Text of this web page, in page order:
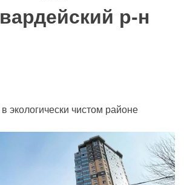
р-н
экологически чистом районе